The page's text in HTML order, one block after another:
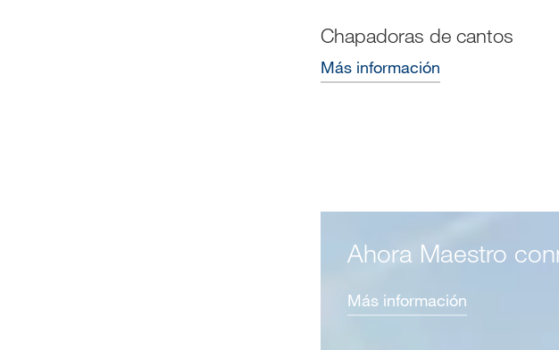
Chapadoras de cantos
Más información
Ahora Maestro
Más información